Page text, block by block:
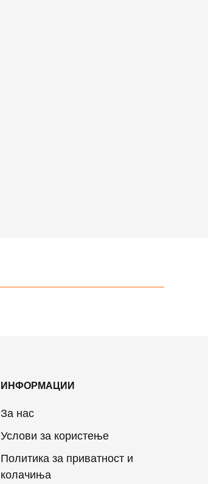
ИНФОРМАЦИИ
За нас
Услови за користење
Политика за приватност и
колачиња